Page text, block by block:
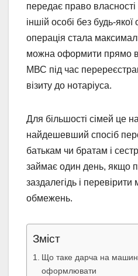
передає право
іншій особі без будь-
операція стала
можна оформити прямо в
МВС під час
візиту до нотаріуса.
Для більшості сімей це
найдешевший спосіб
батькам чи братам і
займає один день, якщо
заздалегідь і
обмежень.
Зміст
Що таке дарча на машину
оформлювати